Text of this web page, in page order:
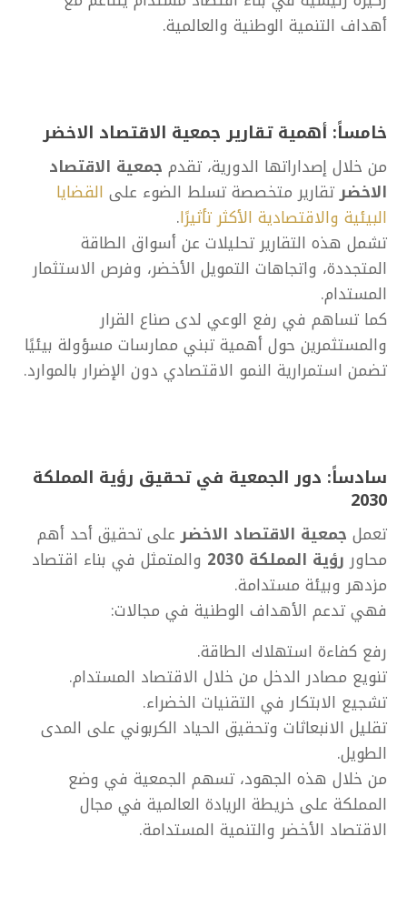
أهداف التنمية الوطنية والعالمية.
خامساً: أهمية تقارير جمعية الاقتصاد الاخضر
من خلال إصداراتها الدورية، تقدم جمعية الاقتصاد
الاخضرتقارير متخصصة تسلط الضوء على القضايا
البيئية والاقتصادية الأكثر تأثيرًا.
تشمل هذه التقارير تحليلات عن أسواق الطاقة
المتجددة، واتجاهات التمويل الأخضر، وفرص الاستثمار
المستدام.
كما تساهم في رفع الوعي لدى صناع القرار
والمستثمرين حول أهمية تبني ممارسات مسؤولة بيئيًا
تضمن استمرارية النمو الاقتصادي دون الإضرار بالموارد.
سادساً: دور الجمعية في تحقيق رؤية المملكة
2030
تعمل جمعية الاقتصاد الاخضرعلى تحقيق أحد أهم
محاور رؤية المملكة 2030
والمتمثل في بناء اقتصاد
مزدهر وبيئة مستدامة.
فهي تدعم الأهداف الوطنية في مجالات:
رفع كفاءة استهلاك الطاقة.
تنويع مصادر الدخل من خلال الاقتصاد المستدام.
تشجيع الابتكار في التقنيات الخضراء.
تقليل الانبعاثات وتحقيق الحياد الكربوني على المدى
الطويل.
من خلال هذه الجهود، تسهم الجمعية في وضع
المملكة على خريطة الريادة العالمية في مجال
الاقتصاد الأخضر والتنمية المستدامة.